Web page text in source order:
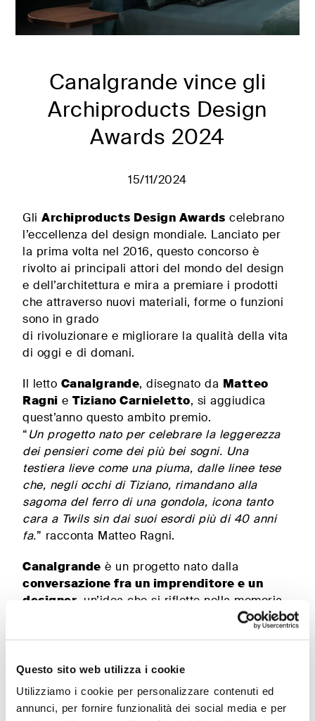
Questo sito web utilizza i cookie
Utilizziamo i cookie per personalizzare contenuti ed
annunci, per fornire funzionalità dei social media e per
#betterdreaming
Pouf e
panchette
Comodini e
Letti estraibili,
trasformabili e
programmi
Cuscini
Materassi e reti
#betterliving
letto per
living
I letti
matrimoniali
imbottiti
Soluzioni
contract
Scopri
TUTTI I PRODOTTI
TROVA
Qualità sartoriale
AREA RISERVATA
Canalgrande vince gli
Archiproducts Design
Awards 2024
15/11/2024
GliArchiproducts Design Awards celebrano
l’eccellenza del design mondiale. Lanciato per
la prima volta nel 2016, questo concorso è
rivolto ai principali attori del mondo del design
e dell’architettura e mira a premiare i prodotti
che attraverso nuovi materiali, forme o funzioni
sono in grado
di rivoluzionare e migliorare la qualità della vita
di oggi e di domani.
Il letto Canalgrande, disegnato da Matteo
Ragni eTiziano Carnieletto, si aggiudica
quest’anno questo ambito premio.
“Un progetto nato per celebrare la leggerezza
dei pensieri come dei più bei sogni. Una
testiera lieve come una piuma, dalle linee tese
che, negli occhi di Tiziano, rimandano alla
sagoma del ferro di una gondola, icona tanto
cara a Twils sin dai suoi esordi più di 40 anni
fa.” racconta Matteo Ragni.
Canalgrande è un progetto nato dalla
conversazione fra un imprenditore e un
designer , un’idea che si riflette nella memoria
di due soggetti che hanno uno sguardo diverso
È il buon design nella sua espressione più
naturale, nel solco di un
modus operandi
che ha
fatto del
Made in Italy
un paradigma